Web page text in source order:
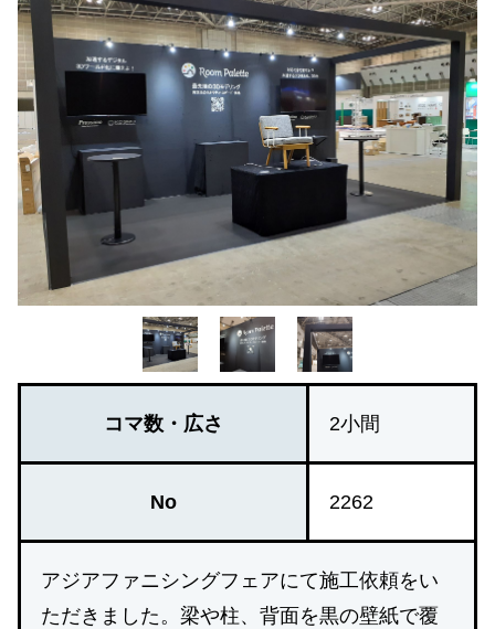
コマ数・広さ 2小間
No 2262
アジアファニシングフェアにて施工依頼をい
ただきました。梁や柱、背面を黒の壁紙で覆